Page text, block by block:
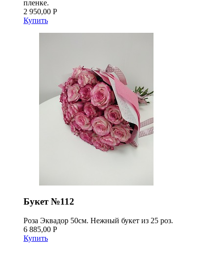
пленке.
2 950,00 Р
Купить
Букет №112
Роза Эквадор 50см. Нежный букет из 25 роз.
6 885,00 Р
Купить